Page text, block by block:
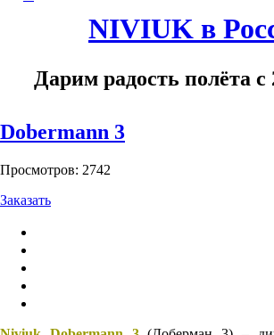
NIVIUK в
Дарим радость полёта с
Dobermann 3
Просмотров: 2742
Заказать